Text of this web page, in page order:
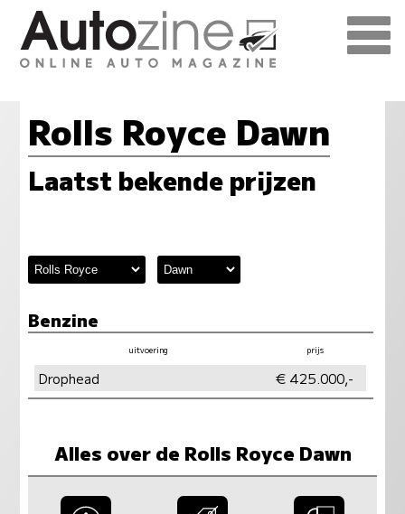
Rolls Royce Dawn
Laatst bekende prijzen
Benzine
uitvoering prijs
Drophead € 425.000,-
Alles over de Rolls Royce Dawn